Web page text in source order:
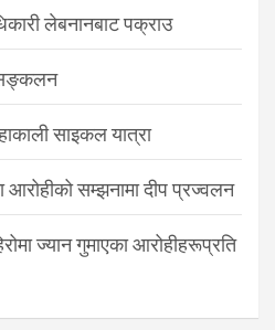
लेबनानबाट पक्राउ
सङ्कलन
साइकल यात्रा
आरोहीको सम्झनामा दीप प्रज्वलन
ज्यान गुमाएका आरोहीहरूप्रति